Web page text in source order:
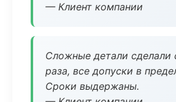
— Клиент компании
Сложные детали сделали
раза, все допуски в
Сроки выдержаны.